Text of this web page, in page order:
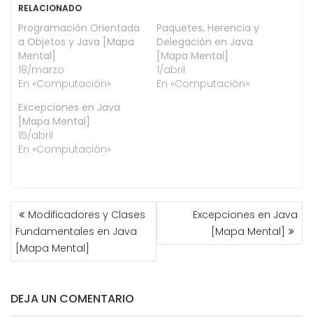
RELACIONADO
Programación Orientada
a Objetos y Java [Mapa
Mental]
18/marzo
En «Computación»
Paquetes, Herencia y
Delegación en Java
[Mapa Mental]
1/abril
En «Computación»
Excepciones en Java
[Mapa Mental]
15/abril
En «Computación»
NAVEGACIÓN
DE
ENTRADAS
Modificadores y Clases
Fundamentales en Java
[Mapa Mental]
Excepciones en Java
[Mapa Mental]
DEJA UN COMENTARIO